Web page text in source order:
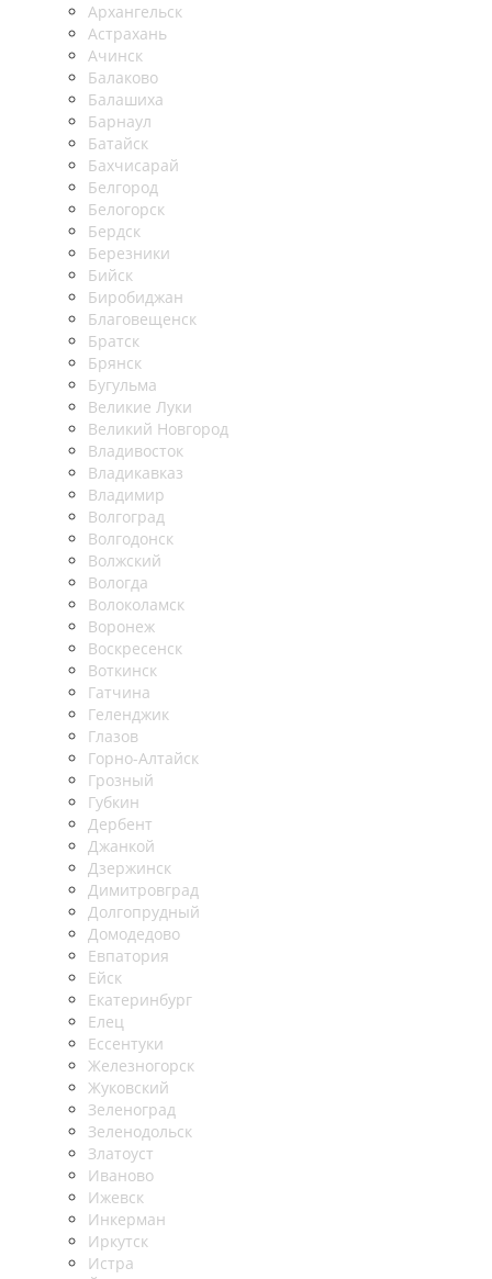
Архангельск
Астрахань
Ачинск
Балаково
Балашиха
Барнаул
Батайск
Бахчисарай
Белгород
Белогорск
Бердск
Березники
Бийск
Биробиджан
Благовещенск
Братск
Брянск
Бугульма
Великие Луки
Великий Новгород
Владивосток
Владикавказ
Владимир
Волгоград
Волгодонск
Волжский
Вологда
Волоколамск
Воронеж
Воскресенск
Воткинск
Гатчина
Геленджик
Глазов
Горно-Алтайск
Грозный
Губкин
Дербент
Джанкой
Дзержинск
Димитровград
Долгопрудный
Домодедово
Евпатория
Ейск
Екатеринбург
Елец
Ессентуки
Железногорск
Жуковский
Зеленоград
Зеленодольск
Златоуст
Иваново
Ижевск
Инкерман
Иркутск
Истра